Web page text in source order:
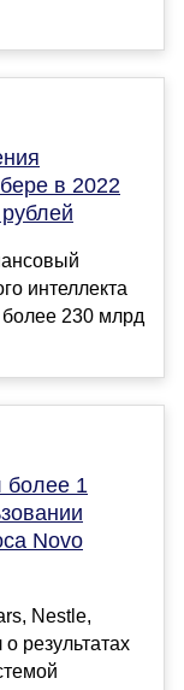
в 2022
интеллекта
230 млрд
более 1
Novo
Nestle,
результатах